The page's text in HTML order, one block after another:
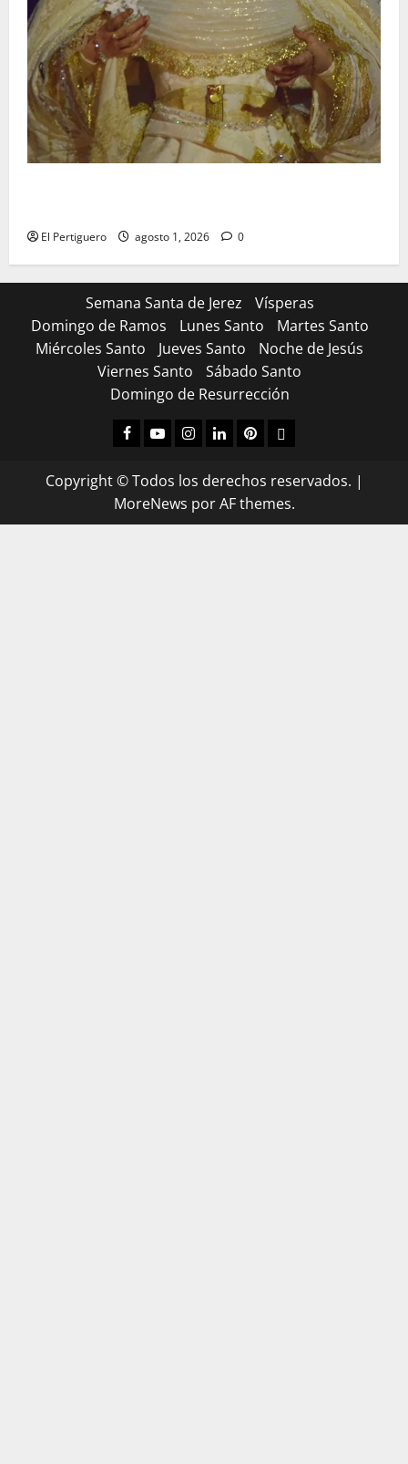
El Pertiguero agosto 1, 2026 0
Semana Santa de Jerez
Vísperas
Domingo de Ramos
Lunes Santo
Martes Santo
Miércoles Santo
Jueves Santo
Noche de Jesús
Viernes Santo
Sábado Santo
Domingo de Resurrección
Facebook
YoutubeInstagram
LinkedPinterestDribbble
Copyright © Todos los derechos reservados. |
MoreNews por AF themes.